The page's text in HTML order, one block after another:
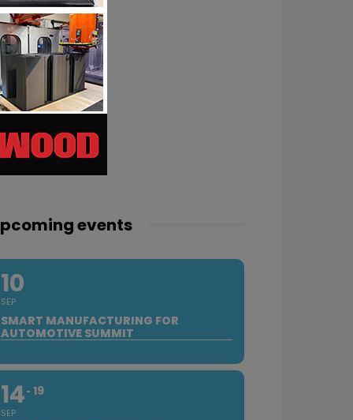
events
10
SEP
SMART MANUFACTURING FOR
AUTOMOTIVE SUMMIT
14
SEP
19